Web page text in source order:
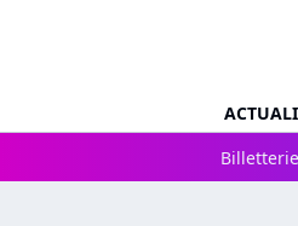
Billetterie